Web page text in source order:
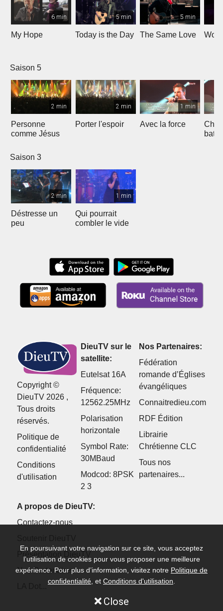
6 min
My Hope
5 min
Today is the Day
5 min
The Same Love
Saison 5
2 min
Personne
comme Jésus
2 min
Porter l'espoir
1 min
Avec la force
Saison 3
2 min
Déstresse un
peu
1 min
Qui pourrait
combler le vide
Copyright ©
DieuTV 2026 ,
Tous droits
réservés.
Politique de
confidentialité
Conditions
d'utilisation
DieuTV sur le
satellite:
Eutelsat 16A
Fréquence:
12562.25MHz
Polarisation
horizontale
Symbol Rate:
30MBaud
Modcod: 8PSK
2 3
Nos Partenaires:
Fédération
romande d’Églises
évangéliques
Connaitredieu.com
RDF Édition
Librairie
Chrétienne CLC
Tous nos
partenaires...
A propos de DieuTV:
Contactez-nous
Présentation DieuTV
Nos Partenaires
En poursuivant votre navigation sur ce site, vous acceptez
l’utilisation de cookies pour vous proposer une meilleure
expérience. Pour plus d’information, visitez notre Politique de
confidentialité , et Conditions d'utilisation